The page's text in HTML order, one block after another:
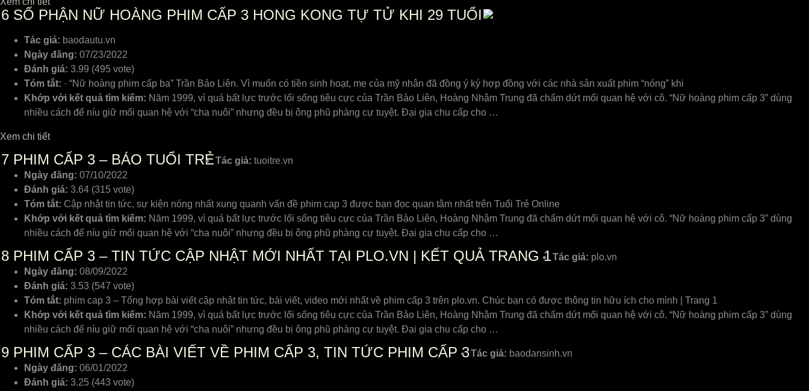
6 SỐ PHẬN NỮ HOÀNG PHIM CẤP 3 HONG KONG TỰ TỬ KHI 29 TUỔI
Tác giả: baodautu.vn
Ngày đăng: 07/23/2022
Đánh giá: 3.99 (495 vote)
Tóm tắt: · “Nữ hoàng phim cấp ba” Trần Bảo Liên. Vì muốn có tiền sinh hoạt, mẹ của mỹ nhân đã đồng ý ký hợp đồng với các nhà sản xuất phim “nóng” khi
Khớp với kết quả tìm kiếm: Năm 1999, vì quá bất lực trước lối sống tiêu cực của Trần Bảo Liên, Hoàng Nhậm Trung đã chấm dứt mối quan hệ với cô. “Nữ hoàng phim cấp 3” dùng
nhiều cách để níu giữ mối quan hệ với “cha nuôi” nhưng đều bị ông phũ phàng cự tuyệt. Đại gia chu cấp cho …
Xem chi tiết
7 PHIM CẤP 3 – BÁO TUỔI TRẺTác giả: tuoitre.vn
Ngày đăng: 07/10/2022
Đánh giá: 3.64 (315 vote)
Tóm tắt: Cập nhật tin tức, sự kiện nóng nhất xung quanh vấn đề phim cap 3 được bạn đọc quan tâm nhất trên Tuổi Trẻ Online
Khớp với kết quả tìm kiếm: Năm 1999, vì quá bất lực trước lối sống tiêu cực của Trần Bảo Liên, Hoàng Nhậm Trung đã chấm dứt mối quan hệ với cô. “Nữ hoàng phim cấp 3” dùng
nhiều cách để níu giữ mối quan hệ với “cha nuôi” nhưng đều bị ông phũ phàng cự tuyệt. Đại gia chu cấp cho …
8 PHIM CẤP 3 – TIN TỨC CẬP NHẬT MỚI NHẤT TẠI PLO.VN | KẾT QUẢ TRANG 1Tác giả: plo.vn
Ngày đăng: 08/09/2022
Đánh giá: 3.53 (547 vote)
Tóm tắt: phim cap 3 – Tổng hợp bài viết cập nhật tin tức, bài viết, video mới nhất về phim cấp 3 trên plo.vn. Chúc bạn có được thông tin hữu ích cho mình | Trang 1
Khớp với kết quả tìm kiếm: Năm 1999, vì quá bất lực trước lối sống tiêu cực của Trần Bảo Liên, Hoàng Nhậm Trung đã chấm dứt mối quan hệ với cô. “Nữ hoàng phim cấp 3” dùng
nhiều cách để níu giữ mối quan hệ với “cha nuôi” nhưng đều bị ông phũ phàng cự tuyệt. Đại gia chu cấp cho …
9 PHIM CẤP 3 – CÁC BÀI VIẾT VỀ PHIM CẤP 3, TIN TỨC PHIM CẤP 3Tác giả: baodansinh.vn
Ngày đăng: 06/01/2022
Đánh giá: 3.25 (443 vote)